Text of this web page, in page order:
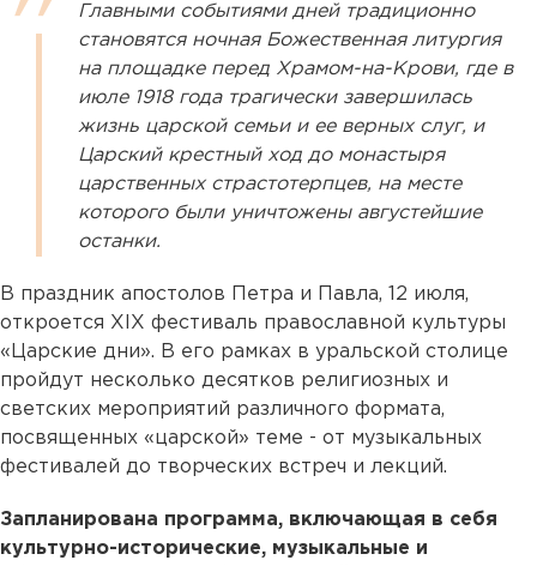
Главными событиями дней традиционно
становятся ночная Божественная литургия
на площадке перед Храмом-на-Крови, где в
июле 1918 года трагически завершилась
жизнь царской семьи и ее верных слуг, и
Царский крестный ход до монастыря
царственных страстотерпцев, на месте
которого были уничтожены августейшие
останки.
В праздник апостолов Петра и Павла, 12 июля,
откроется XIX фестиваль православной культуры
«Царские дни». В его рамках в уральской столице
пройдут несколько десятков религиозных и
светских мероприятий различного формата,
посвященных «царской» теме - от музыкальных
фестивалей до творческих встреч и лекций.
Запланирована программа, включающая в себя
культурно-исторические, музыкальные и